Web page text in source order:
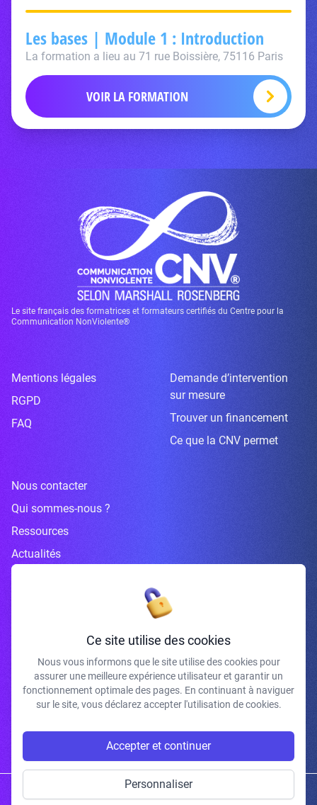
Les bases | Module 1 : Introduction
La formation a lieu au 71 rue Boissière, 75116 Paris
VOIR LA FORMATION
Le site français des formatrices et formateurs certifiés du Centre pour la
Communication NonViolente®
Mentions légales
RGPD
FAQ
Demande d’intervention
sur mesure
Trouver un financement
Ce que la CNV permet
Nous contacter
Qui sommes-nous ?
Ressources
Actualités
Inscrivez-vous à la newsletter
J'accepte de recevoir vos e-mails et confirme avoir pris connaissance de
votre politique de confidentialité et mentions légales.
Copyright © 2026 | Gum Studio. Tous droits réservés.
Ce site utilise des cookies
Nous vous informons que le site utilise des cookies pour
assurer une meilleure expérience utilisateur et garantir un
fonctionnement optimale des pages. En continuant à naviguer
sur le site, vous déclarez accepter l'utilisation de cookies.
Accepter et continuer
Personnaliser